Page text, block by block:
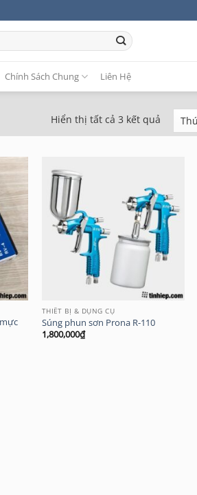
Chính Sách Chung Liên Hệ
Hiển thị tất cả 3 kết quả
THIẾT BỊ & DỤNG CỤ
Súng phun sơn Prona R-110
1,800,000₫